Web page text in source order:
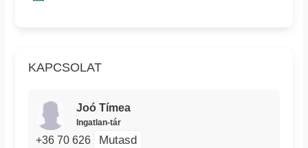
KAPCSOLAT
Joó Tímea
Ingatlan-tár
+36 70 626 Mutasd